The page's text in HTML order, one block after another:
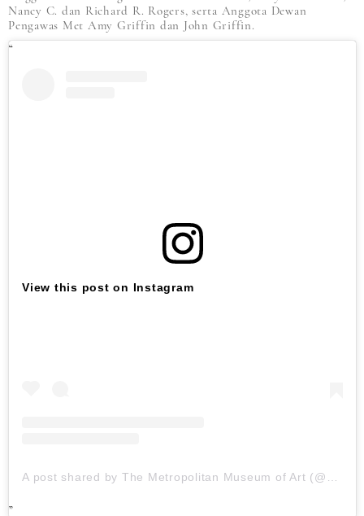
Nancy C. dan Richard R. Rogers, serta Anggota Dewan
Pengawas Met Amy Griffin dan John Griffin.
View this post on Instagram
A post shared by The Metropolitan Museum of Art (@metmuseum)